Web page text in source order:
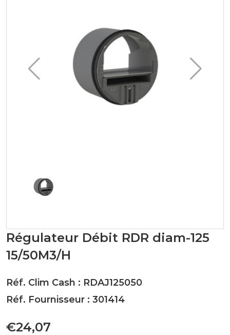
Régulateur Débit RDR diam-125
15/50M3/H
Réf. Clim Cash : RDAJ125050
Réf. Fournisseur : 301414
€24,07